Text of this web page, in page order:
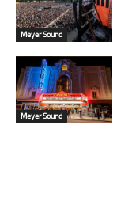
Meyer Sound
Meyer Sound